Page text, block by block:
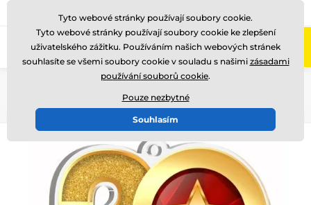
Zavolejte nám (Po-Pá 8-17)
Tyto webové stránky používají soubory cookie.
Tyto webové stránky používají soubory cookie ke zlepšení
uživatelského zážitku. Používáním našich webových stránek
souhlasíte se všemi soubory cookie v souladu s našimi zásadami
používání souborů cookie.
Pouze nezbytné
Souhlasím